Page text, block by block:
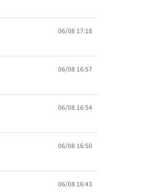
06/08 17:18
06/08 16:57
06/08 16:54
06/08 16:50
06/08 16:43